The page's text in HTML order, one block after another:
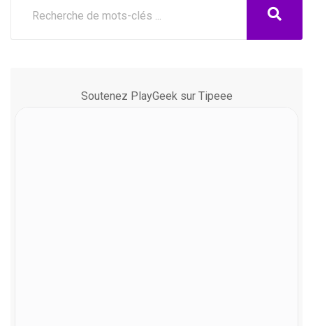
Soutenez PlayGeek sur Tipeee